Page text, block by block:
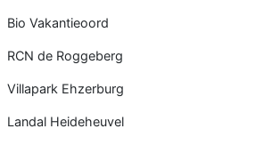
Bio Vakantieoord
RCN de Roggeberg
Villapark Ehzerburg
Landal Heideheuvel